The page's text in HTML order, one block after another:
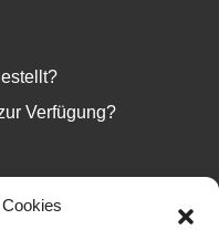
Verfügung?